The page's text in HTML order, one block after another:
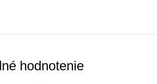
hodnotenie